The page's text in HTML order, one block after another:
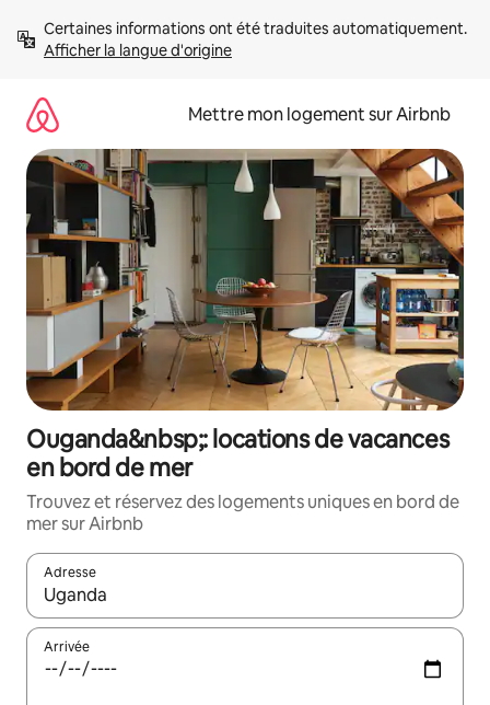
directement
Afficher la langue d'origine
Mettre mon logement sur Airbnb
Ouganda&nbsp;: locations de vacances
en bord de mer
Trouvez et réservez des logements uniques en bord de
mer sur Airbnb
Adresse
Lorsque les résultats s'affichent, utilisez les flèches vers le
Arrivée